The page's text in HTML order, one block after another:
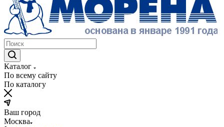
Каталог
По всему сайту
По каталогу
Ваш город
Москва